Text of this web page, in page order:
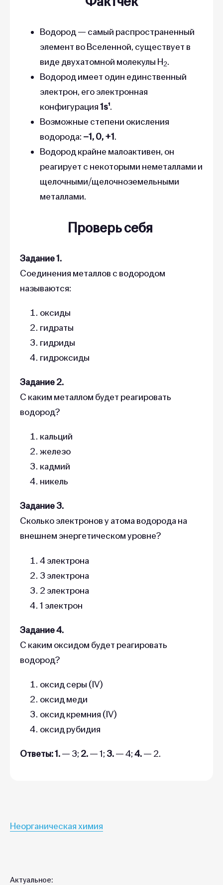
Водород — самый распространенный
элемент во Вселенной, существует в
виде двухатомной молекулы H2.
Водород имеет один единственный
электрон, его электронная
конфигурация1s¹.
Возможные степени окисления
водорода: –1, 0, +1.
Водород крайне малоактивен, он
реагирует с некоторыми неметаллами и
щелочными/щелочноземельными
металлами.
Проверь себя
Задание 1.
Соединения металлов с водородом
называются:
оксиды
гидраты
гидриды
гидроксиды
Задание 2.
С каким металлом будет реагировать
водород?
кальций
железо
кадмий
никель
Задание 3.
Сколько электронов у атома водорода на
внешнем энергетическом уровне?
4 электрона
3 электрона
2 электрона
1 электрон
Задание 4.
С каким оксидом будет реагировать
водород?
оксид серы (IV)
оксид меди
оксид кремния (IV)
оксид рубидия
Ответы: 1.— 3; 2.— 1;3.— 4;4.— 2.
Неорганическая химия
Актуальное: